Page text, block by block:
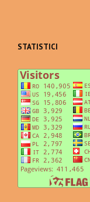
STATISTICI